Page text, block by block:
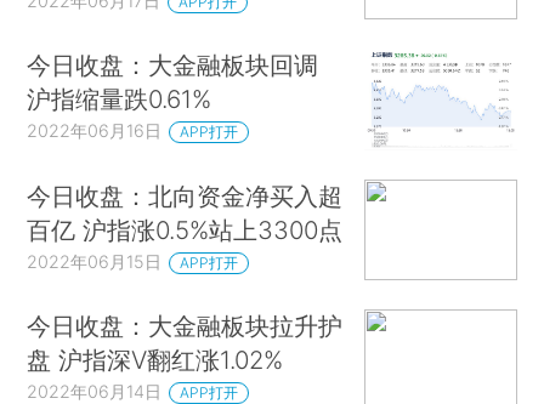
今日收盘：大金融板块回调
沪指缩量跌0.61%
2022年06月16日 APP打开
今日收盘：北向资金净买入超
百亿 沪指涨0.5%站上3300点
2022年06月15日 APP打开
今日收盘：大金融板块拉升护
盘 沪指深V翻红涨1.02%
2022年06月14日 APP打开